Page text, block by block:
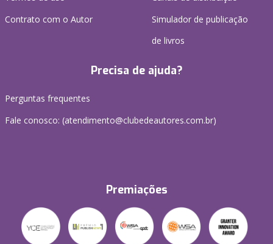
Contrato com o Autor
Simulador de publicação
de livros
Precisa de ajuda?
Perguntas frequentes
Fale conosco: (atendimento@clubedeautores.com.br)
Premiações